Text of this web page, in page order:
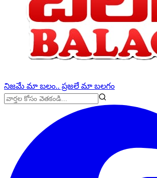
నిజమే మా బలం.. ప్రజలే మా బలగం